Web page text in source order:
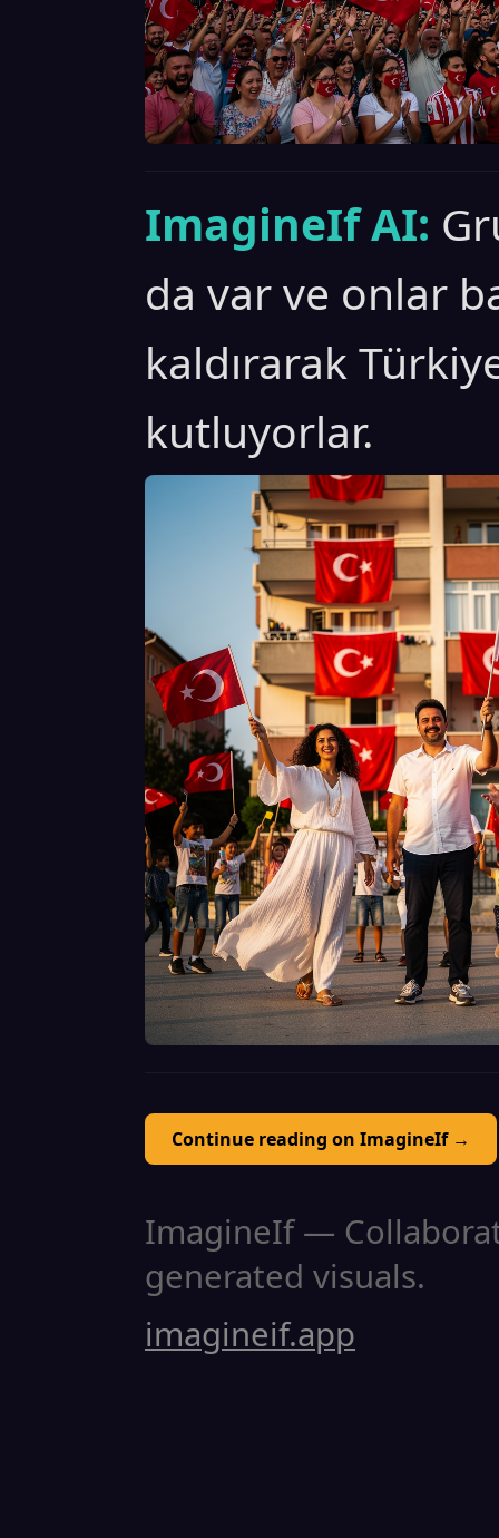
ImagineIf AI:
da var ve onlar
kaldırarak
kutluyorlar.
Continue reading on ImagineIf →
ImagineIf —
generated visuals.
imagineif.app